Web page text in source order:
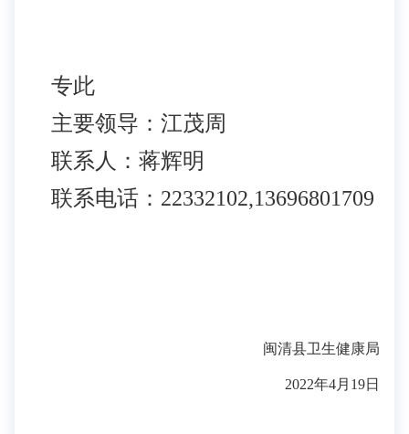
专此
主要领导：江茂周
联系人：蒋辉明
联系电话：22332102,13696801709
闽清县卫生健康局
2022年4月19日